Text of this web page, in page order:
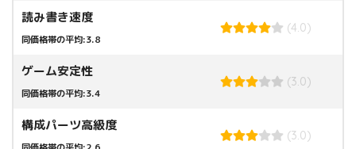
読み書き速度
同価格帯の平均:3.8
(4.0)
ゲーム安定性
同価格帯の平均:3.4
(3.0)
構成パーツ高級度
(3.0)